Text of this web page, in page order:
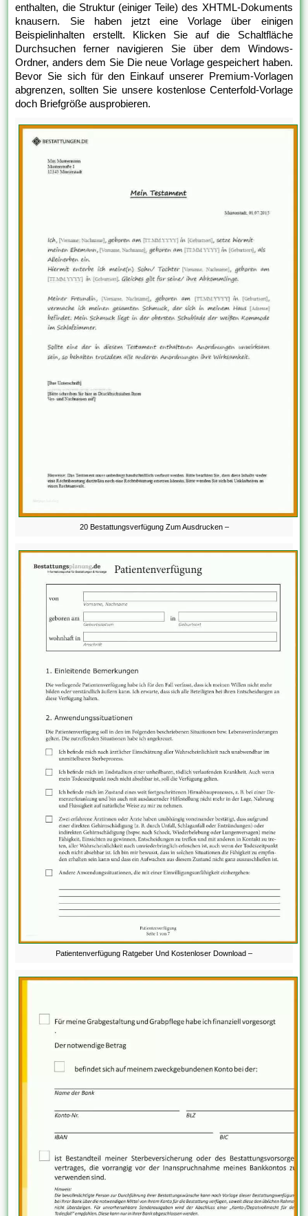
enthalten, die Struktur (einiger Teile) des XHTML-Dokuments
knausern. Sie haben jetzt eine Vorlage über einigen
Beispielinhalten erstellt. Klicken Sie auf die Schaltfläche
Durchsuchen ferner navigieren Sie über dem Windows-
Ordner, anders dem Sie Die neue Vorlage gespeichert haben.
Bevor Sie sich für den Einkauf unserer Premium-Vorlagen
abgrenzen, sollten Sie unsere kostenlose Centerfold-Vorlage
doch Briefgröße ausprobieren.
20 Bestattungsverfügung Zum Ausdrucken –
Patientenverfügung Ratgeber Und Kostenloser Download –